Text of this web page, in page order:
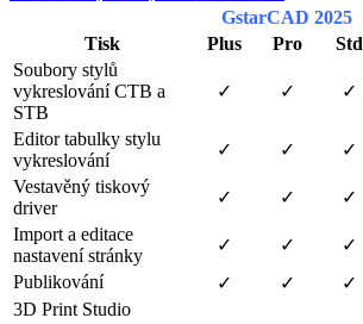
GstarCAD 2025
Tisk
Plus Pro Std
Soubory stylů
vykreslování CTB a
STB
✓ ✓ ✓
Editor tabulky stylu
vykreslování
✓ ✓ ✓
Vestavěný tiskový
driver
✓ ✓ ✓
Import a editace
nastavení stránky
✓ ✓ ✓
Publikování
✓ ✓ ✓
3D Print Studio